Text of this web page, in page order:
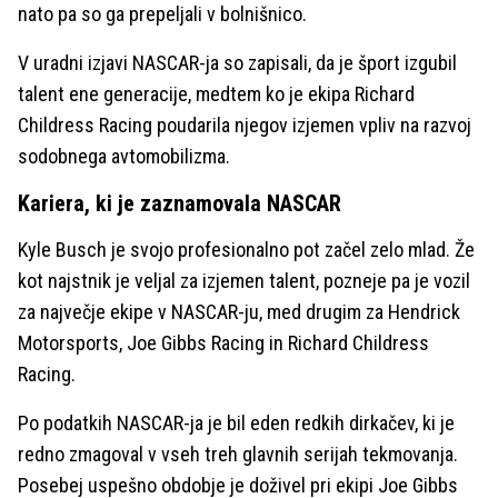
nato pa so ga prepeljali v bolnišnico.
V uradni izjavi NASCAR-ja so zapisali, da je šport izgubil
talent ene generacije, medtem ko je ekipa Richard
Childress Racing poudarila njegov izjemen vpliv na razvoj
sodobnega avtomobilizma.
Kariera, ki je zaznamovala NASCAR
Kyle Busch je svojo profesionalno pot začel zelo mlad. Že
kot najstnik je veljal za izjemen talent, pozneje pa je vozil
za največje ekipe v NASCAR-ju, med drugim za Hendrick
Motorsports, Joe Gibbs Racing in Richard Childress
Racing.
Po podatkih NASCAR-ja je bil eden redkih dirkačev, ki je
redno zmagoval v vseh treh glavnih serijah tekmovanja.
Posebej uspešno obdobje je doživel pri ekipi Joe Gibbs